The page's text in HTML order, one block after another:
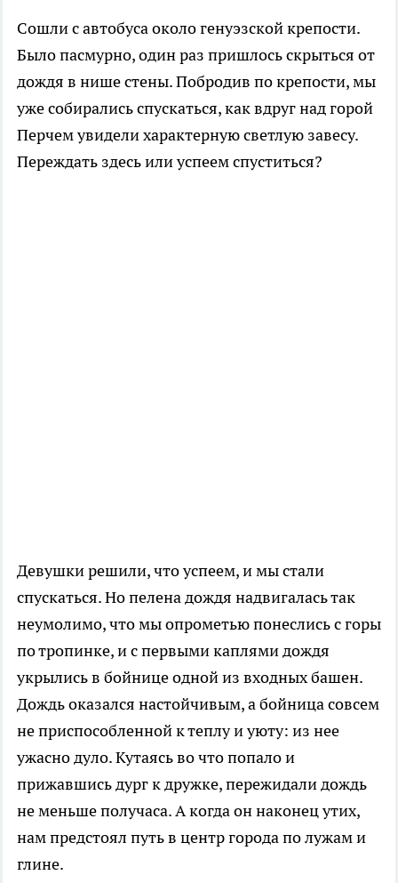
Сошли с автобуса около генуэзской крепости.
Было пасмурно, один раз пришлось скрыться от
дождя в нише стены. Побродив по крепости, мы
уже собирались спускаться, как вдруг над горой
Перчем увидели характерную светлую завесу.
Переждать здесь или успеем спуститься?
Девушки решили, что успеем, и мы стали
спускаться. Но пелена дождя надвигалась так
неумолимо, что мы опрометью понеслись с горы
по тропинке, и с первыми каплями дождя
укрылись в бойнице одной из входных башен.
Дождь оказался настойчивым, а бойница совсем
не приспособленной к теплу и уюту: из нее
ужасно дуло. Кутаясь во что попало и
прижавшись дург к дружке, пережидали дождь
не меньше получаса. А когда он наконец утих,
нам предстоял путь в центр города по лужам и
глине.